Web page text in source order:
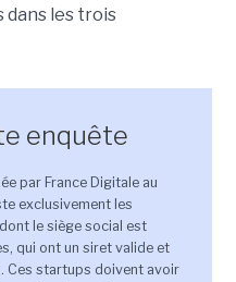
dans les trois
enquête
par France Digitale au
exclusivement les
le siège social est
qui ont un siret valide et
Ces startups doivent avoir